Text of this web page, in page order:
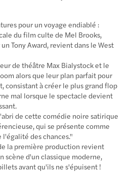
pour un voyage endiablé :
du film culte de Mel Brooks,
Tony Award, revient dans le West
de théâtre Max Bialystock et le
alors que leur plan parfait pour
consistant à créer le plus grand flop
mal lorsque le spectacle devient
de cette comédie noire satirique
qui se présente comme
des chances."
la première production revient
scène d'un classique moderne,
avant qu'ils ne s'épuisent !